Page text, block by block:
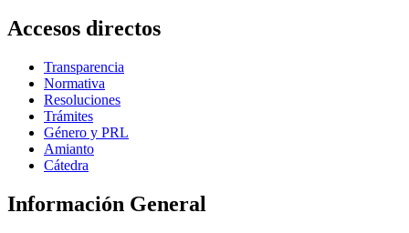
Accesos directos
Transparencia
Normativa
Resoluciones
Trámites
Género y PRL
Amianto
Cátedra
Información General